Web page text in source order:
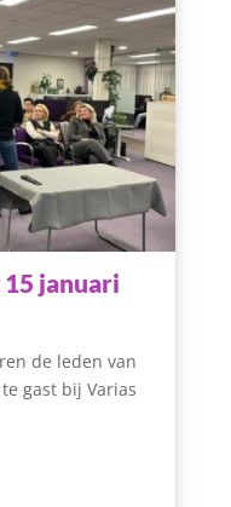
januari
de leden van
gast bij Varias